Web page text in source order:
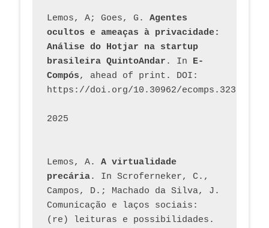
Lemos, A; Goes, G. Agentes
ocultos e ameaças à privacidade:
Análise do Hotjar na startup
brasileira QuintoAndar . In E-
Compós, ahead of print. DOI:
https://doi.org/10.30962/ecomps.3231
2025
Lemos, A. A virtualidade
precária. In Scroferneker, C.,
Campos, D.; Machado da Silva, J.
Comunicação e laços sociais:
(re) leituras e possibilidades.